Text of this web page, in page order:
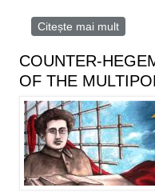
Citește mai mult
niciun
COUNTER-
OF THE